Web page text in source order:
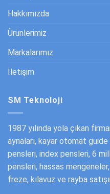
Hakkımızda
Ürünlerimiz
Markalarımız
İletişim
SM Teknoloji
1987 yılında yola çıkan
aynaları, kayar otomat
pensleri, index pensleri, 6
pensleri, hassas
freze, kılavuz ve rayba